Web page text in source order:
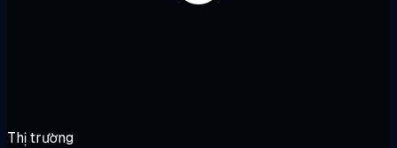
Thị trường